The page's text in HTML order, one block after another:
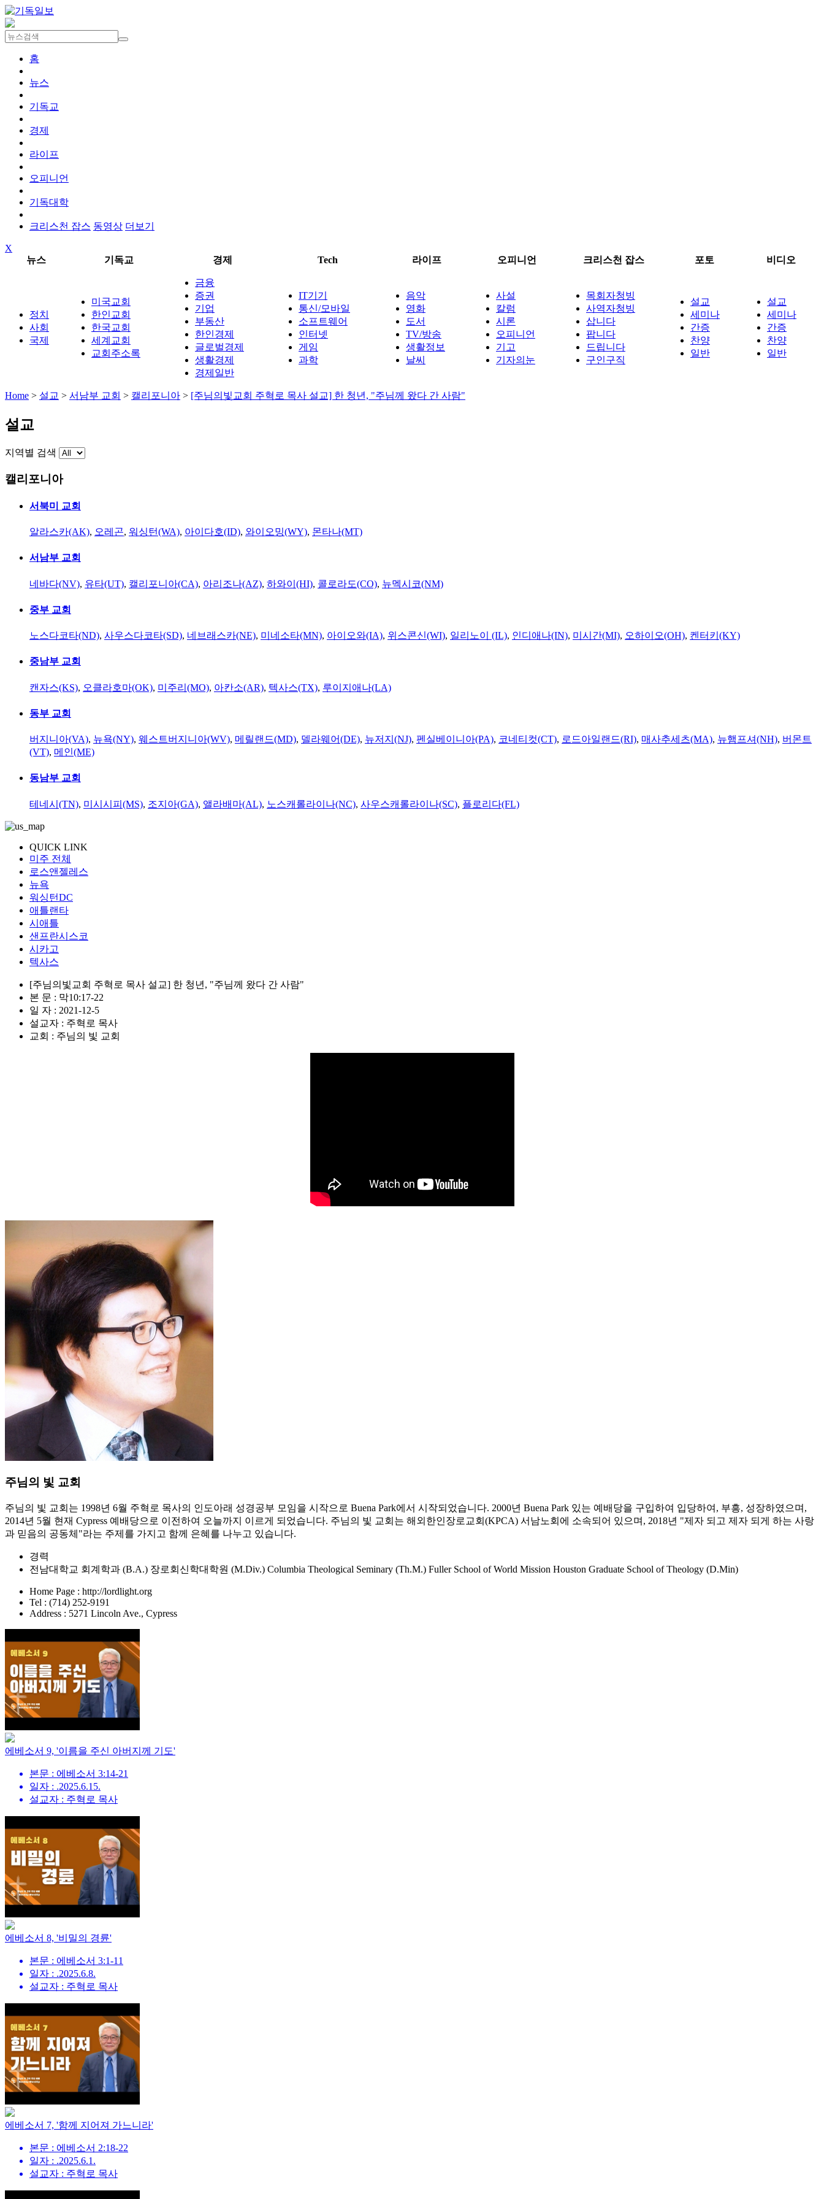
홈
뉴스
기독교
경제
라이프
오피니언
기독대학
크리스천 잡스 동영상 더보기
X
뉴스
기독교 경제 Tech 라이프 오피니언 크리스천 잡스 포토 비디오
정치
사회
국제
미국교회
한인교회
한국교회
세계교회
교회주소록
금융
증권
기업
부동산
한인경제
글로벌경제
생활경제
경제일반
IT기기
통신/모바일
소프트웨어
인터넷
게임
과학
음악
영화
도서
TV/방송
생활정보
날씨
사설
칼럼
시론
오피니언
기고
기자의눈
목회자청빙
사역자청빙
삽니다
팝니다
드립니다
구인구직
설교
세미나
간증
찬양
일반
설교
세미나
간증
찬양
일반
Home > 설교 > 서남부 교회 > 캘리포니아 > [주님의빛교회 주혁로 목사 설교] 한 청년, "주님께 왔다 간 사람"
설교
지역별 검색
캘리포니아
서북미 교회
알라스카(AK), 오레곤, 워싱턴(WA), 아이다호(ID), 와이오밍(WY), 몬타나(MT)
서남부 교회
네바다(NV), 유타(UT), 캘리포니아(CA), 아리조나(AZ), 하와이(HI), 콜로라도(CO), 뉴멕시코(NM)
중부 교회
노스다코타(ND), 사우스다코타(SD), 네브래스카(NE), 미네소타(MN), 아이오와(IA), 위스콘신(WI), 일리노이 (IL), 인디애나(IN), 미시간(MI), 오하이오(OH), 켄터키(KY)
중남부 교회
캔자스(KS), 오클라호마(OK), 미주리(MO), 아칸소(AR), 텍사스(TX), 루이지애나(LA)
동부 교회
버지니아(VA), 뉴욕(NY), 웨스트버지니아(WV), 메릴랜드(MD), 델라웨어(DE), 뉴저지(NJ), 펜실베이니아(PA), 코네티컷(CT), 로드아일랜드(RI), 매사추세츠(MA), 뉴햄프셔(NH), 버몬트
(VT), 메인(ME)
동남부 교회
테네시(TN), 미시시피(MS), 조지아(GA), 앨라배마(AL), 노스캐롤라이나(NC), 사우스캐롤라이나(SC), 플로리다(FL)
QUICK LINK
미주 전체
로스앤젤레스
뉴욕
워싱턴DC
애틀랜타
시애틀
샌프란시스코
시카고
텍사스
[주님의빛교회 주혁로 목사 설교] 한 청년, "주님께 왔다 간 사람"
본 문 : 막10:17-22
일 자 : 2021-12-5
설교자 : 주혁로 목사
교회 : 주님의 빛 교회
주님의 빛 교회
주님의 빛 교회는 1998년 6월 주혁로 목사의 인도아래 성경공부 모임을 시작으로 Buena Park에서 시작되었습니다. 2000년 Buena Park 있는 예배당을 구입하여 입당하여, 부흥, 성장하였으며,
2014년 5월 현재 Cypress 예배당으로 이전하여 오늘까지 이르게 되었습니다. 주님의 빛 교회는 해외한인장로교회(KPCA) 서남노회에 소속되어 있으며, 2018년 "제자 되고 제자 되게 하는 사랑
과 믿음의 공동체"라는 주제를 가지고 함께 은혜를 나누고 있습니다.
경력
전남대학교 회계학과 (B.A.) 장로회신학대학원 (M.Div.) Columbia Theological Seminary (Th.M.) Fuller School of World Mission Houston Graduate School of Theology (D.Min)
Home Page : http://lordlight.org
Tel : (714) 252-9191
Address : 5271 Lincoln Ave., Cypress
에베소서 9, '이름을 주신 아버지께 기도'
본문 : 에베소서 3:14-21
일자 : .2025.6.15.
설교자 : 주혁로 목사
에베소서 8, '비밀의 경륜'
본문 : 에베소서 3:1-11
일자 : .2025.6.8.
설교자 : 주혁로 목사
에베소서 7, '함께 지어져 가느니라'
본문 : 에베소서 2:18-22
일자 : .2025.6.1.
설교자 : 주혁로 목사